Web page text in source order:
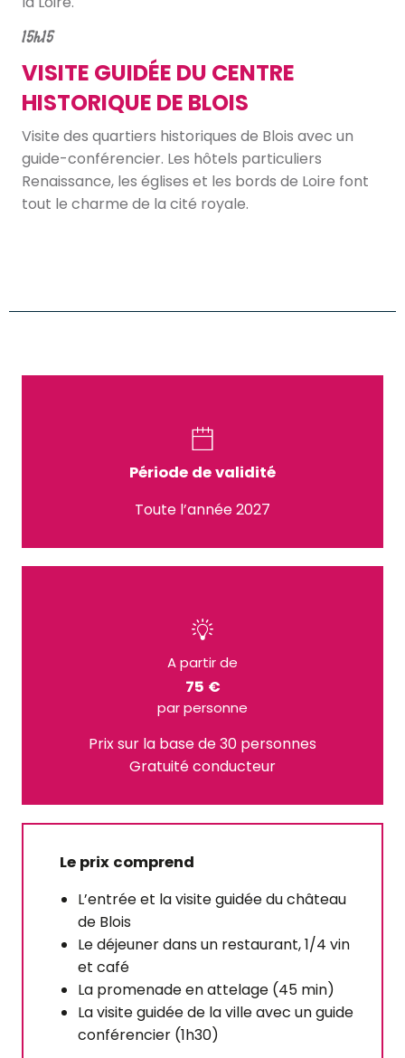
15h15
VISITE GUIDÉE DU CENTRE
HISTORIQUE DE BLOIS
Visite des quartiers historiques de Blois avec un
guide-conférencier. Les hôtels particuliers
Renaissance, les églises et les bords de Loire font
tout le charme de la cité royale.
Période de validité
Toute l’année 2027
A partir de
75 €
par personne
Prix sur la base de 30 personnes
Gratuité conducteur
Le prix comprend
L’entrée et la visite guidée du château
de Blois
Le déjeuner dans un restaurant, 1/4 vin
et café
La promenade en attelage (45 min)
La visite guidée de la ville avec un guide
conférencier (1h30)